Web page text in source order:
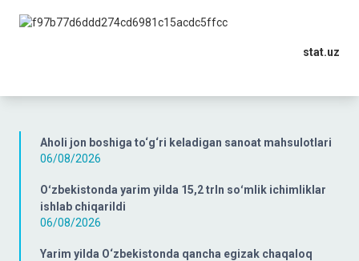
Aholi jon boshiga to‘g‘ri keladigan sanoat mahsulotlari
06/08/2026
Oʻzbekistonda yarim yilda 15,2 trln soʻmlik ichimliklar
ishlab chiqarildi
06/08/2026
Yarim yilda O‘zbekistonda qancha egizak chaqaloq
stat.uz